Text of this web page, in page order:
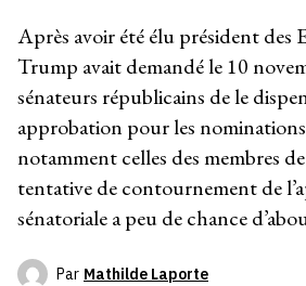
Après avoir été élu président des
Trump avait demandé le 10
sénateurs républicains de le
approbation pour les
notamment celles des membres
tentative de contournement de
sénatoriale a peu de chance
Par Mathilde Laporte